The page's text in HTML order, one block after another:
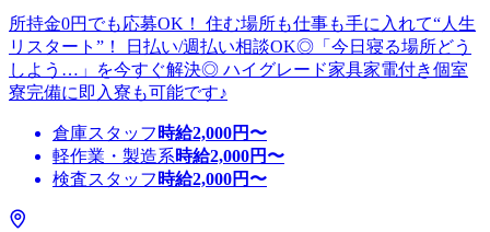
所持金0円でも応募OK！ 住む場所も仕事も手に入れて“人生
リスタート”！ 日払い/週払い相談OK◎「今日寝る場所どう
しよう…」を今すぐ解決◎ ハイグレード家具家電付き個室
寮完備に即入寮も可能です♪
倉庫スタッフ 時給2,000円〜
軽作業・製造系時給2,000円〜
検査スタッフ 時給2,000円〜